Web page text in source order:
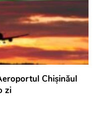
Chișinăul
zi